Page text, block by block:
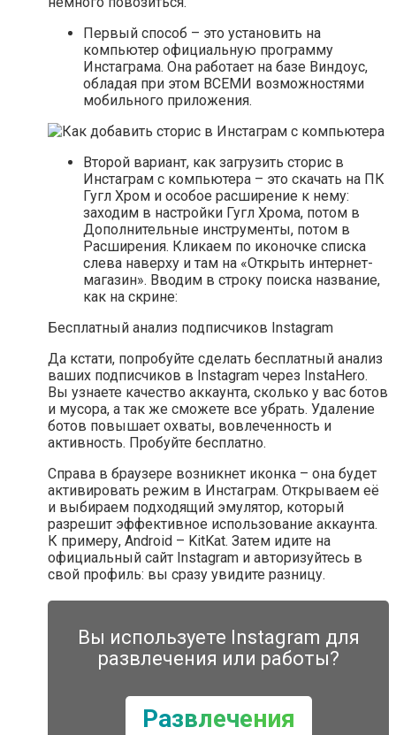
Первый способ – это установить на
компьютер официальную программу
Инстаграма. Она работает на базе Виндоус,
обладая при этом ВСЕМИ возможностями
мобильного приложения.
Второй вариант, как загрузить сторис в
Инстаграм с компьютера – это скачать на ПК
Гугл Хром и особое расширение к нему:
заходим в настройки Гугл Хрома, потом в
Дополнительные инструменты, потом в
Расширения. Кликаем по иконочке списка
слева наверху и там на «Открыть интернет-
магазин». Вводим в строку поиска название,
как на скрине:
Бесплатный анализ подписчиков Instagram
Да кстати, попробуйте сделать бесплатный анализ
ваших подписчиков в Instagram через InstaHero.
Вы узнаете качество аккаунта, сколько у вас ботов
и мусора, а так же сможете все убрать. Удаление
ботов повышает охваты, вовлеченность и
активность. Пробуйте бесплатно.
Справа в браузере возникнет иконка – она будет
активировать режим в Инстаграм. Открываем её
и выбираем подходящий эмулятор, который
разрешит эффективное использование аккаунта.
К примеру, Android – KitKat. Затем идите на
официальный сайт Instagram и авторизуйтесь в
свой профиль: вы сразу увидите разницу.
Вы используете Instagram для
развлечения или работы?
Развлечения